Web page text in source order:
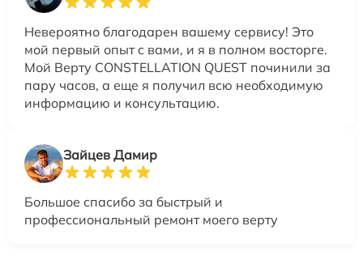
Невероятно благодарен вашему сервису! Это
мой первый опыт с вами, и я в полном восторге.
Мой Верту CONSTELLATION QUEST починили за
пару часов, а еще я получил всю необходимую
информацию и консультацию.
Зайцев Дамир
Большое спасибо за быстрый и
профессиональный ремонт моего верту